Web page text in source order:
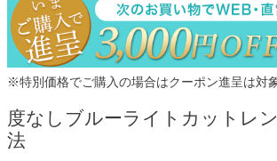
※特別価格でご購入の場合はクーポン進呈は対
度なしブルーライトカットレ
法